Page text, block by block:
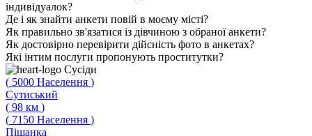
індивідуалок?
Де і як знайти анкети повій в моєму місті?
Як правильно зв'язатися із дівчиною з обраної анкети?
Як достовірно перевірити дійсність фото в анкетах?
Які інтим послуги пропонують проститутки?
Сусіди
( 5000 Населення )
Сутиський
( 98 км )
( 7150 Населення )
Піщанка